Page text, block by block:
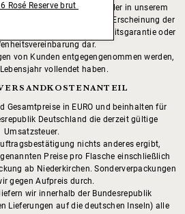
Rosé Reserve brut
in unserer Preisliste und/oder in unserem
reinhardt.de kann von der Erscheinung der
stellt keine Beschaffenheitsgarantie oder
dar.
von Kunden entgegengenommen werden,
vollendet haben.
Gesamtpreise in EURO und beinhalten für
Deutschland die derzeit gültige
Umsatzsteuer.
nichts anderes ergibt,
Preise pro Flasche einschließlich
ab Niederkirchen. Sonderverpackungen
gegen Aufpreis durch.
wir innerhalb der Bundesrepublik
Lieferungen auf die deutschen Inseln) alle